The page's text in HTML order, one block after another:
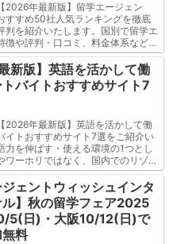
2026年最新版】留学エージェン
すすめ50社人気ランキングを徹底
判を紹介いたします。国別で留学エ
徴や評判・口コミ、料金体系などを
。これから海外留学を検討している
ば幸いです。留学費用0円のエージ
行けるエージェント、1週間や1ヶ月
る提携学校を多く揃えているエージ
学エージェントによって特徴があり
新版】英語を活かして働
バイトおすすめサイト7
2026年最新版】英語を活かして働
イトおすすめサイト7選をご紹介い
力を伸ばす・使える環境の1つとし
ワーホリではなく、国内でのリゾー
肢となります。お金も稼げて、英語
する環境であれば効率よく学習する
。この記事では英語が活かせるリゾ
すすめサイトを５つご紹介いたしま
ジェントウィッシュインタ
ル】秋の留学フェア2025
5(日)・大阪10/12(日)で
無料